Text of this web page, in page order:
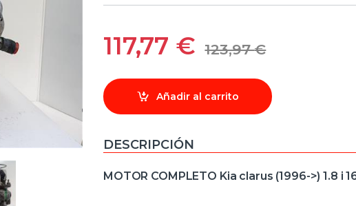
117,77 € 123,97€
Añadir al carrito
DESCRIPCIÓN
MOTOR COMPLETO Kia clarus (1996->) 1.8 i